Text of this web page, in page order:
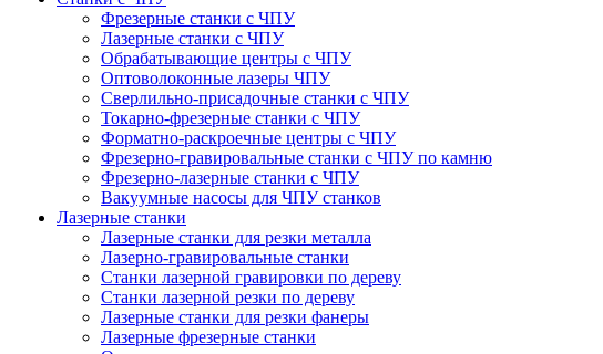
Фрезерные станки с ЧПУ
Лазерные станки с ЧПУ
Обрабатывающие центры с ЧПУ
Оптоволоконные лазеры ЧПУ
Сверлильно-присадочные станки с ЧПУ
Токарно-фрезерные станки с ЧПУ
Форматно-раскроечные центры с ЧПУ
Фрезерно-гравировальные станки с ЧПУ по камню
Фрезерно-лазерные станки с ЧПУ
Вакуумные насосы для ЧПУ станков
Лазерные станки
Лазерные станки для резки металла
Лазерно-гравировальные станки
Станки лазерной гравировки по дереву
Станки лазерной резки по дереву
Лазерные станки для резки фанеры
Лазерные фрезерные станки